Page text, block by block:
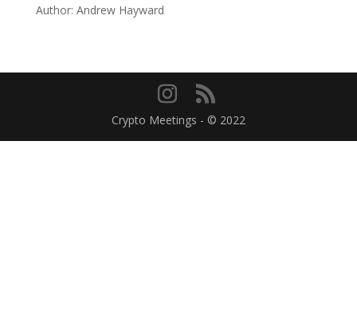
Author: Andrew Hayward
Crypto Meetings - © 2022